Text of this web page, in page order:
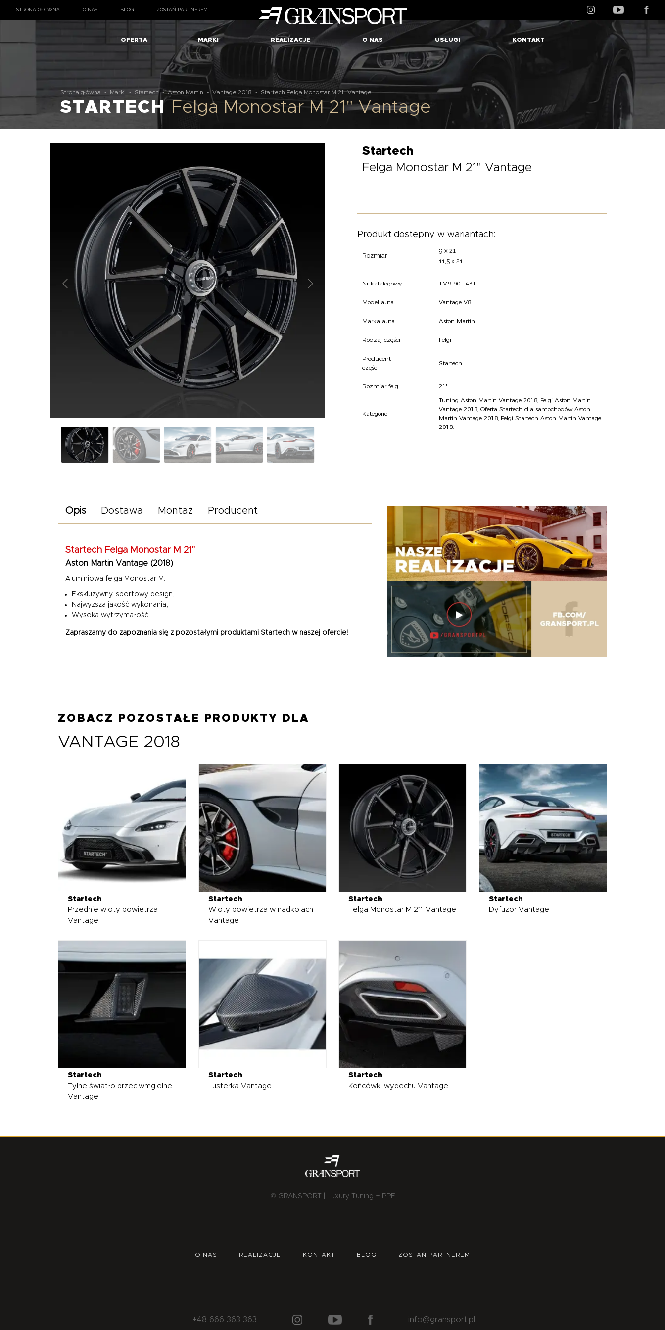
STRONA GŁÓWNA O NAS BLOG ZOSTAŃ PARTNEREM
OFERTA MARKI REALIZACJE O NAS USŁUGI KONTAKT
Strona główna - Marki - Startech - Aston Martin - Vantage 2018 - Startech Felga Monostar M 21" Vantage
STARTECH Felga Monostar M 21" Vantage
Startech
Felga Monostar M 21" Vantage
Produkt dostępny w wariantach:
Rozmiar
9 x 21
11,5 x 21
Nr katalogowy 1M9-901-431
Model auta Vantage V8
Marka auta Aston Martin
Rodzaj części Felgi
Producent
części
Startech
Rozmiar felg 21"
Kategorie
Tuning Aston Martin Vantage 2018, Felgi Aston Martin
Vantage 2018, Oferta Startech dla samochodów Aston
Martin Vantage 2018, Felgi Startech Aston Martin Vantage
2018,
Opis Dostawa Montaż Producent
Startech Felga Monostar M 21"
Aston Martin Vantage (2018)
Aluminiowa felga Monostar M.
Ekskluzywny, sportowy design,
Najwyższa jakość wykonania,
Wysoka wytrzymałość.
Zapraszamy do zapoznania się z pozostałymi produktami Startech w naszej ofercie!
ZOBACZ POZOSTAŁE PRODUKTY DLA
VANTAGE 2018
Startech
Przednie wloty powietrza
Vantage
Startech
Wloty powietrza w nadkolach
Vantage
Startech
Felga Monostar M 21" Vantage
Startech
Dyfuzor Vantage
Startech
Tylne światło przeciwmgielne
Vantage
Startech
Lusterka Vantage
Startech
Końcówki wydechu Vantage
© GRANSPORT | Luxury Tuning + PPF
O NAS REALIZACJE KONTAKT BLOG ZOSTAŃ PARTNEREM
+48 666 363 363 info@gransport.pl